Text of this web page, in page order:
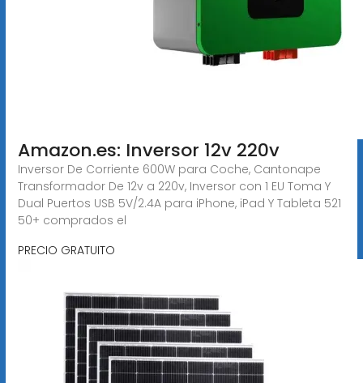
Amazon.es: Inversor 12v 220v
Inversor De Corriente 600W para Coche, Cantonape
Transformador De 12v a 220v, Inversor con 1 EU Toma Y
Dual Puertos USB 5V/2.4A para iPhone, iPad Y Tableta 521
50+ comprados el
PRECIO GRATUITO